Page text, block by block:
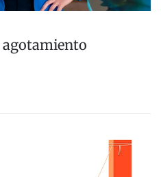
agotamiento